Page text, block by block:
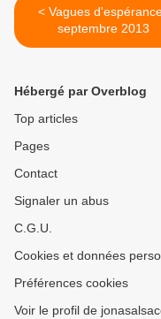
< Vagues d'espérance :
septembre 2013
Hébergé par Overblog
Top articles
Pages
Contact
Signaler un abus
C.G.U.
Cookies et données
Préférences cookies
Voir le profil de